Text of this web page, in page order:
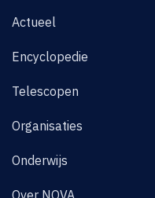
Actueel
Encyclopedie
Telescopen
Organisaties
Onderwijs
Over NOVA